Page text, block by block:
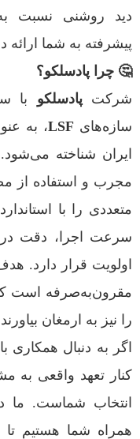
دید روشنی نسبت
پیشرفته به شما ارائه
🤔 چرا پادسلکو؟
شرکت پادسلکو با
سازه‌های LSF، به
ایران شناخته
مجرب و استفاده از
متعددی را با
سرعت اجرا، دقت در
اولویت قرار دارد.
مقرون‌به‌صرفه است که
را نیز به ارمغان
اگر به دنبال همکاری
کنار تعهد واقعی به
انتخاب شماست. ما
همراه شما هستیم تا